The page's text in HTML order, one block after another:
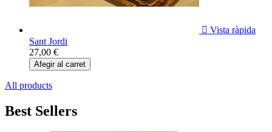
 Vista ràpida
Sant Jordi
27,00 €
Afegir al carret
All products
Best Sellers